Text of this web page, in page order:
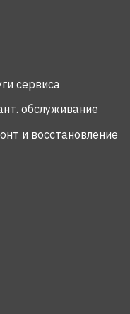
и восстановление
обслуживание
сервиса